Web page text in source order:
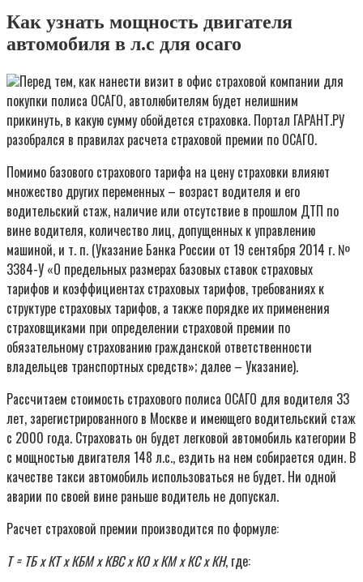
Как узнать мощность двигателя
автомобиля в л.с для осаго
Перед тем, как нанести визит в офис страховой компании для
покупки полиса ОСАГО, автолюбителям будет нелишним
прикинуть, в какую сумму обойдется страховка. Портал ГАРАНТ.РУ
разобрался в правилах расчета страховой премии по ОСАГО.
Помимо базового страхового тарифа на цену страховки влияют
множество других переменных – возраст водителя и его
водительский стаж, наличие или отсутствие в прошлом ДТП по
вине водителя, количество лиц, допущенных к управлению
машиной, и т. п. (Указание Банка России от 19 сентября 2014 г. №
3384-У «О предельных размерах базовых ставок страховых
тарифов и коэффициентах страховых тарифов, требованиях к
структуре страховых тарифов, а также порядке их применения
страховщиками при определении страховой премии по
обязательному страхованию гражданской ответственности
владельцев транспортных средств»; далее – Указание).
Рассчитаем стоимость страхового полиса ОСАГО для водителя 33
лет, зарегистрированного в Москве и имеющего водительский стаж
с 2000 года. Страховать он будет легковой автомобиль категории В
с мощностью двигателя 148 л.с., ездить на нем собирается один. В
качестве такси автомобиль использоваться не будет. Ни одной
аварии по своей вине раньше водитель не допускал.
Расчет страховой премии производится по формуле:
Т = ТБ x КТ x КБМ x КВС x КО x КМ x КС x КН, где: